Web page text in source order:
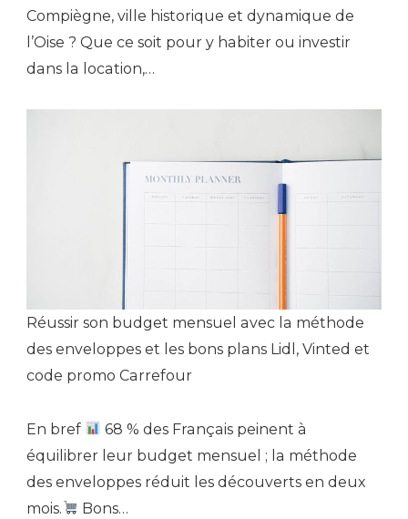
Compiègne, ville historique et dynamique de
l’Oise ? Que ce soit pour y habiter ou investir
dans la location,…
Réussir son budget mensuel avec la méthode
des enveloppes et les bons plans Lidl, Vinted et
code promo Carrefour
En bref
68 % des Français peinent à
équilibrer leur budget mensuel ; la méthode
des enveloppes réduit les découverts en deux
mois.
Bons…